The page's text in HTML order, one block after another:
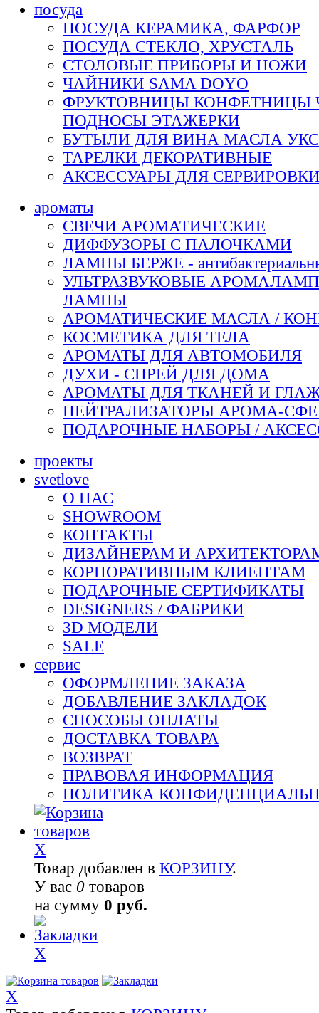
посуда
ПОСУДА КЕРАМИКА, ФАРФОР
ПОСУДА СТЕКЛО, ХРУСТАЛЬ
СТОЛОВЫЕ ПРИБОРЫ И НОЖИ
ЧАЙНИКИ SAMA DOYO
ФРУКТОВНИЦЫ КОНФЕТНИЦЫ
ПОДНОСЫ ЭТАЖЕРКИ
БУТЫЛИ ДЛЯ ВИНА МАСЛА
ТАРЕЛКИ ДЕКОРАТИВНЫЕ
АКСЕССУАРЫ ДЛЯ
ароматы
СВЕЧИ АРОМАТИЧЕСКИЕ
ДИФФУЗОРЫ С ПАЛОЧКАМИ
ЛАМПЫ БЕРЖЕ -
УЛЬТРАЗВУКОВЫЕ
ЛАМПЫ
АРОМАТИЧЕСКИЕ МАСЛА /
КОСМЕТИКА ДЛЯ ТЕЛА
АРОМАТЫ ДЛЯ АВТОМОБИЛЯ
ДУХИ - СПРЕЙ ДЛЯ ДОМА
АРОМАТЫ ДЛЯ ТКАНЕЙ И
НЕЙТРАЛИЗАТОРЫ АРОМА-
ПОДАРОЧНЫЕ НАБОРЫ /
проекты
svetlove
О НАС
SHOWROOM
КОНТАКТЫ
ДИЗАЙНЕРАМ И
КОРПОРАТИВНЫМ КЛИЕНТАМ
ПОДАРОЧНЫЕ СЕРТИФИКАТЫ
DESIGNERS / ФАБРИКИ
3D МОДЕЛИ
SALE
сервис
ОФОРМЛЕНИЕ ЗАКАЗА
ДОБАВЛЕНИЕ ЗАКЛАДОК
СПОСОБЫ ОПЛАТЫ
ДОСТАВКА ТОВАРА
ВОЗВРАТ
ПРАВОВАЯ ИНФОРМАЦИЯ
ПОЛИТИКА
X
Товар добавлен в КОРЗИНУ.
У вас 0 товаров
на сумму 0 руб.
X
X